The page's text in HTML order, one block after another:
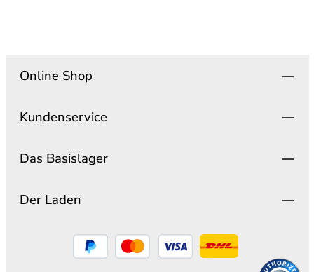
Online Shop
Kundenservice
Das Basislager
Der Laden